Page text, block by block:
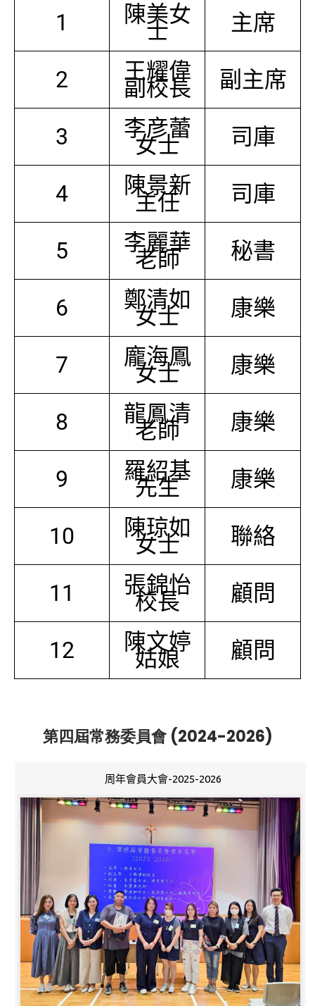
1
陳美女
士 主席
2 王耀偉
副校長 副主席
3 李彦蕾
女士 司庫
4 陳景新
主任 司庫
5 李麗華
老師 秘書
6 鄭清如
女士 康樂
7 龐海鳳
女士 康樂
8 龍鳳清
老師 康樂
9 羅紹基
先生 康樂
10 陳琼如
女士 聯絡
11 張錦怡
校長 顧問
12 陳文婷
姑娘 顧問
第四屆常務委員會 (2024-2026)
周年會員大會-2025-2026